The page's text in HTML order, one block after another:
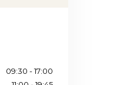
09:30 - 17:00